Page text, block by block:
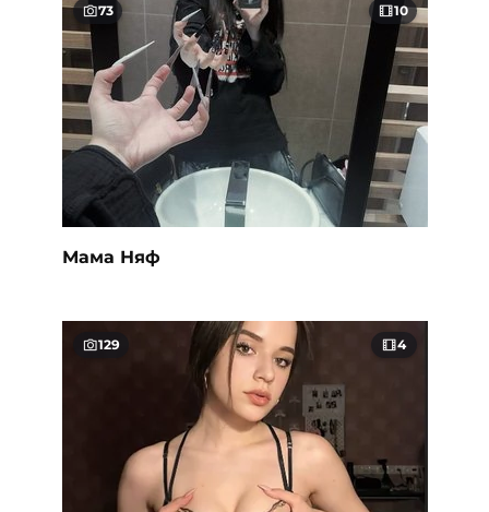
73 10
Мама Няф
129 4